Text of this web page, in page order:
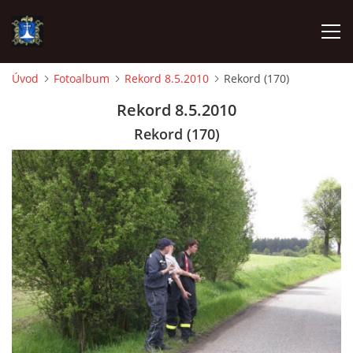
VÝJEZDY
INFORMACE JEDNOTKY »
TECHNIKA
OZNAČENÍ HASIČSKÉ TECHNIKY
Úvod Fotoalbum Rekord 8.5.2010 Rekord (170)
Rekord 8.5.2010
Rekord (170)